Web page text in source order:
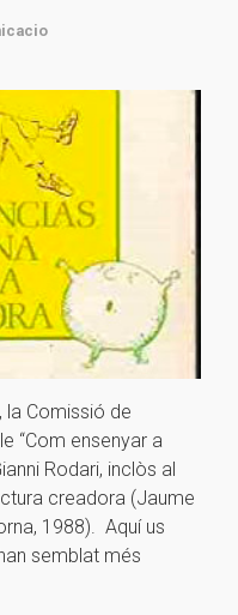
la Comissió de
“Com ensenyar a
Rodari, inclòs al
creadora (Jaume
1988). Aquí us
semblat més